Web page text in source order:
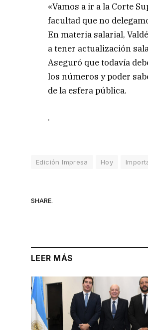
«Vamos a ir a la Corte
facultad que no
En materia salarial,
a tener actualización
Aseguró que todavía
los números y poder
de la esfera pública.
.
Edición Impresa Hoy
SHARE.
LEER MÁS